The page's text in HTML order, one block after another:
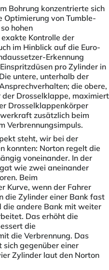
Bohrung konzentrierte sich
von Tumble-
hohen
Kontrolle der
im Hinblick auf die Euro-
Erkennung
pro Zylinder in
untere, unterhalb der
die obere,
Drosselklappe, maximiert
Drosselklappenkörper
zusätzlich beim
Verbrennungsimpuls.
steht, wir bei der
konnten: Norton regelt die
voneinander. In der
wie zwei aneinander
Beim
Kurve, wenn der Fahrer
die Zylinder einer Bank fast
die andere Bank mit weiter
Das erhöht die
die
die Verbrennung. Das
gegenüber einer
Zylinder laut den Norton